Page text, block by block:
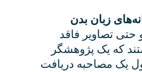
زبان بدن
حتی تصاویر فاقد
که یک پژوهشگر
یک مصاحبه دریافت